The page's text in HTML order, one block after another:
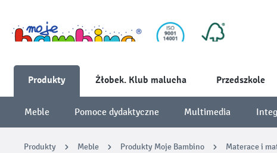
Produkty Żłobek. Klub malucha Przedszkole
Meble Pomoce dydaktyczne Multimedia
Produkty Meble Produkty Moje Bambino Materace i